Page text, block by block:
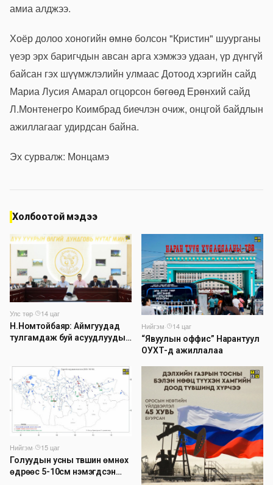
амиа алджээ.
Хоёр долоо хоногийн өмнө болсон "Кристин" шуурганы
үеэр эрх баригчдын авсан арга хэмжээ удаан, үр дүнгүй
байсан гэх шүүмжлэлийн улмаас Дотоод хэргийн сайд
Мариа Лусия Амарал огцорсон бөгөөд Ерөнхий сайд
Л.Монтенегро Коимбрад биечлэн очиж, онцгой байдлын
ажиллагааг удирдсан байна.
Эх сурвалж: Монцамэ
Холбоотой мэдээ
Улс төр·
14 цаг
Н.Номтойбаяр: Аймгуудад
тулгамдаж буй асуудлуудыг
танилцуулж, шийдвэрлүүлнэ
Нийгэм·
14 цаг
“Явуулын оффис” Нарантуул
ОУХТ-д ажиллалаа
Нийгэм·
15 цаг
Голуудын усны түвшин өмнөх
өдрөөс 5-10см нэмэгдсэн